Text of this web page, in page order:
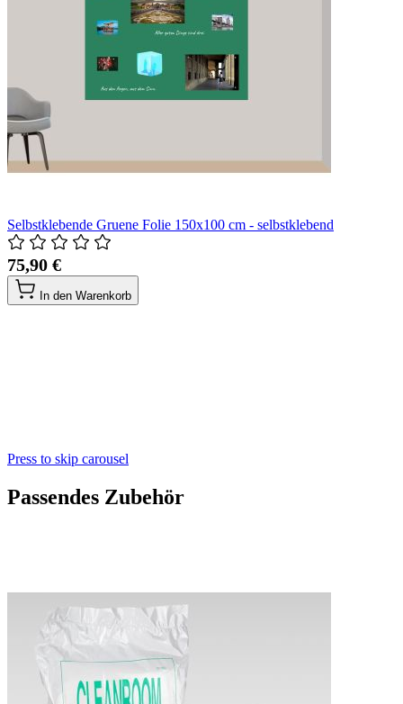
Selbstklebende Gruene Folie 150x100 cm - selbstklebend
75,90 €
In den Warenkorb
Press to skip carousel
Passendes Zubehör